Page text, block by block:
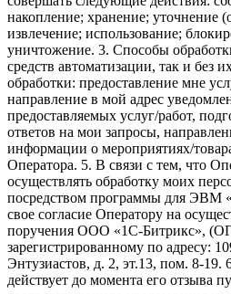
накопление; хранение; уточнение
извлечение; использование;
уничтожение. 3. Способы
средств автоматизации, так и без
обработки: предоставление мне
направление в мой адрес
предоставляемых услуг/работ,
ответов на мои запросы,
информации о мероприятиях/
Оператора. 5. В связи с тем, что
осуществлять обработку моих
посредством программы для ЭВМ
свое согласие Оператору на
поручения ООО «1С-Битрикс»,
зарегистрированному по адресу:
Энтузиастов, д. 2, эт.13, пом. 8-19.
действует до момента его отзыва